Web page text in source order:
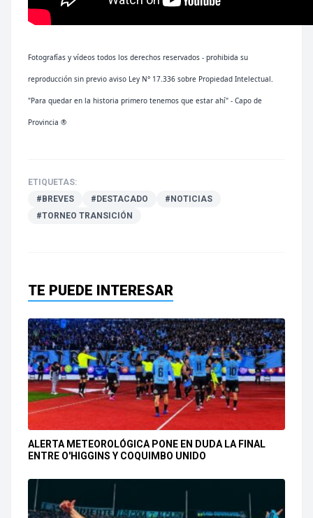
Fotografías y vídeos todos los derechos reservados - prohibida su
reproducción sin previo aviso Ley N° 17.336 sobre Propiedad Intelectual.
"Para quedar en la historia primero tenemos que estar ahí" - Capo de
Provincia ®
ETIQUETAS:
#BREVES
#DESTACADO
#NOTICIAS
#TORNEO TRANSICIÓN
TE PUEDE INTERESAR
ALERTA METEOROLÓGICA PONE EN DUDA LA FINAL
ENTRE O'HIGGINS Y COQUIMBO UNIDO